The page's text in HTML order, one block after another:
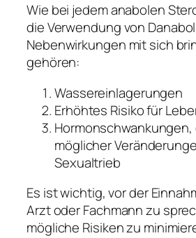
Wie bei jedem anabolen
die Verwendung von Danabol
Nebenwirkungen mit sich
gehören:
Wassereinlagerungen
Erhöhtes Risiko für
möglicher
Sexualtrieb
Es ist wichtig, vor der
Arzt oder Fachmann zu
mögliche Risiken zu